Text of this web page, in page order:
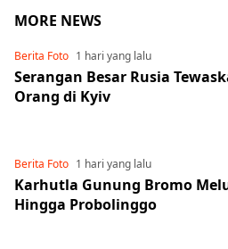
MORE NEWS
Berita Foto 1 hari yang lalu
Serangan Besar Rusia
Orang di Kyiv
Berita Foto 1 hari yang lalu
Karhutla Gunung Bromo
Hingga Probolinggo